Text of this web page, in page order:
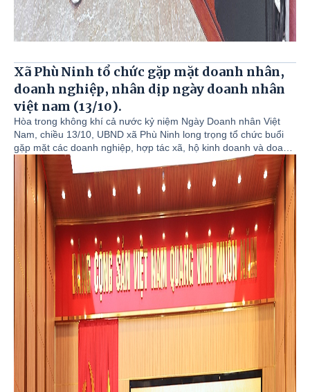
Xã Phù Ninh tổ chức gặp mặt doanh nhân,
doanh nghiệp, nhân dịp ngày doanh nhân
việt nam (13/10).
Hòa trong không khí cả nước kỷ niệm Ngày Doanh nhân Việt
Nam, chiều 13/10, UBND xã Phù Ninh long trọng tổ chức buổi
gặp mặt các doanh nghiệp, hợp tác xã, hộ kinh doanh và doanh
nhân tiêu biểu đang hoạt động trên địa bàn xã. Tham dự buổi
gặp mặt có Đồng chí Ngô Đức Thịnh – TUV, Bí thư Đảng ủy,
Chủ tịch HĐND xã; Đồng chí Nguyễn Đức Tài – Phó bí thư, Chủ
tịch UBND xã; Đồng chí Chu Đức Thắng – Phó bí thư Thường
trực Đảng ủy; Các đồng chí Ủy viên Ban thường vụ Đảng ủy, Ủy
viên BCH Đảng bộ xã; Trưởng, phó các phòng, ban, ngành
đoàn thể của xã. Đại diện lãnh đạo các cơ quan, đơn vị và 50
doanh nghiệp, doanh nhân, chủ cơ sở sản xuất, kinh doanh tiêu
biểu trên địa bàn.